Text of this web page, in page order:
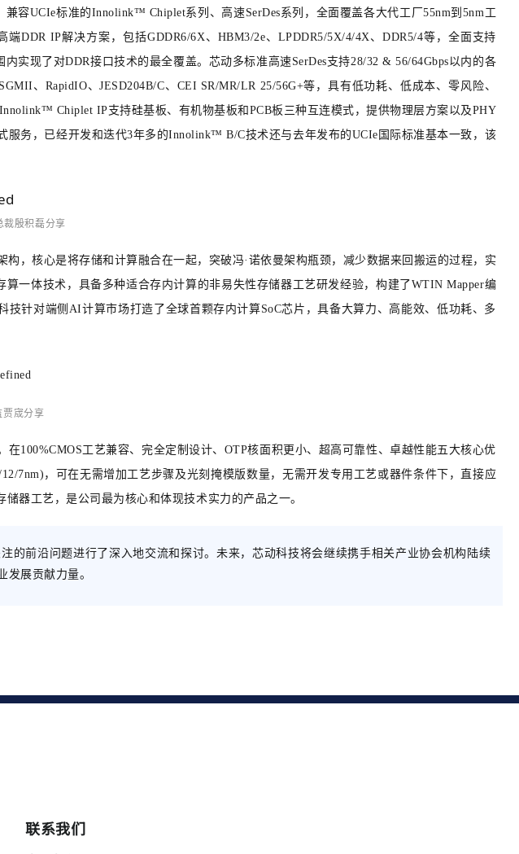
容UCIe标准的Innolink™ Chiplet系列、高速SerDes系列， 全面覆盖各大代工厂55nm到5nm工
DDR IP解决方案，包括GDDR6/6X、HBM3/2e、LPDDR5/5X/4/4X、DDR5/4等，全面支持
实现了对DDR接口技术的最全覆盖。芯动多标准高速SerDes支持28/32 & 56/64Gbps以内的各
、RapidIO、JESD204B/C、CEI SR/MR/LR 25/56G+等，具有低功耗、低成本、零风险、
Chiplet IP支持硅基板、有机物基板和PCB板三种互连模式，提供物理层方案以及PHY
务，已经开发和迭代3年多的Innolink™ B/C技术还与去年发布的UCIe国际标准基本一致，该
裁殷积磊分享
，核心是将存储和计算融合在一起，突破冯·诺依曼架构瓶颈，减少数据来回搬运的过程，实
一体技术，具备多种适合存内计算的非易失性存储器工艺研发经验，构建了WTIN Mapper编
针对端侧AI计算市场打造了全球首颗存内计算SoC芯片，具备大算力、高能效、低功耗、多
贾宬分享
100%CMOS工艺兼容、完全定制设计、OTP核面积更小、超高可靠性、卓越性能五大核心优
7nm)，可在无需增加工艺步骤及光刻掩模版数量，无需开发专用工艺或器件条件下，直接应
器工艺， 是公司最为核心和体现技术实力的产品之一。
前沿问题进行了深入地交流和探讨。未来，芯动科技将会继续携手相关产业协会机构陆续
展贡献力量。
联系我们